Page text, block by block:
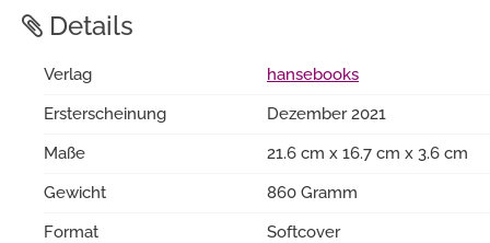
Details
Verlag
hansebooks
Ersterscheinung
Dezember 2021
Maße
21.6 cm x 16.7 cm x 3.6 cm
Gewicht
860 Gramm
Format
Softcover